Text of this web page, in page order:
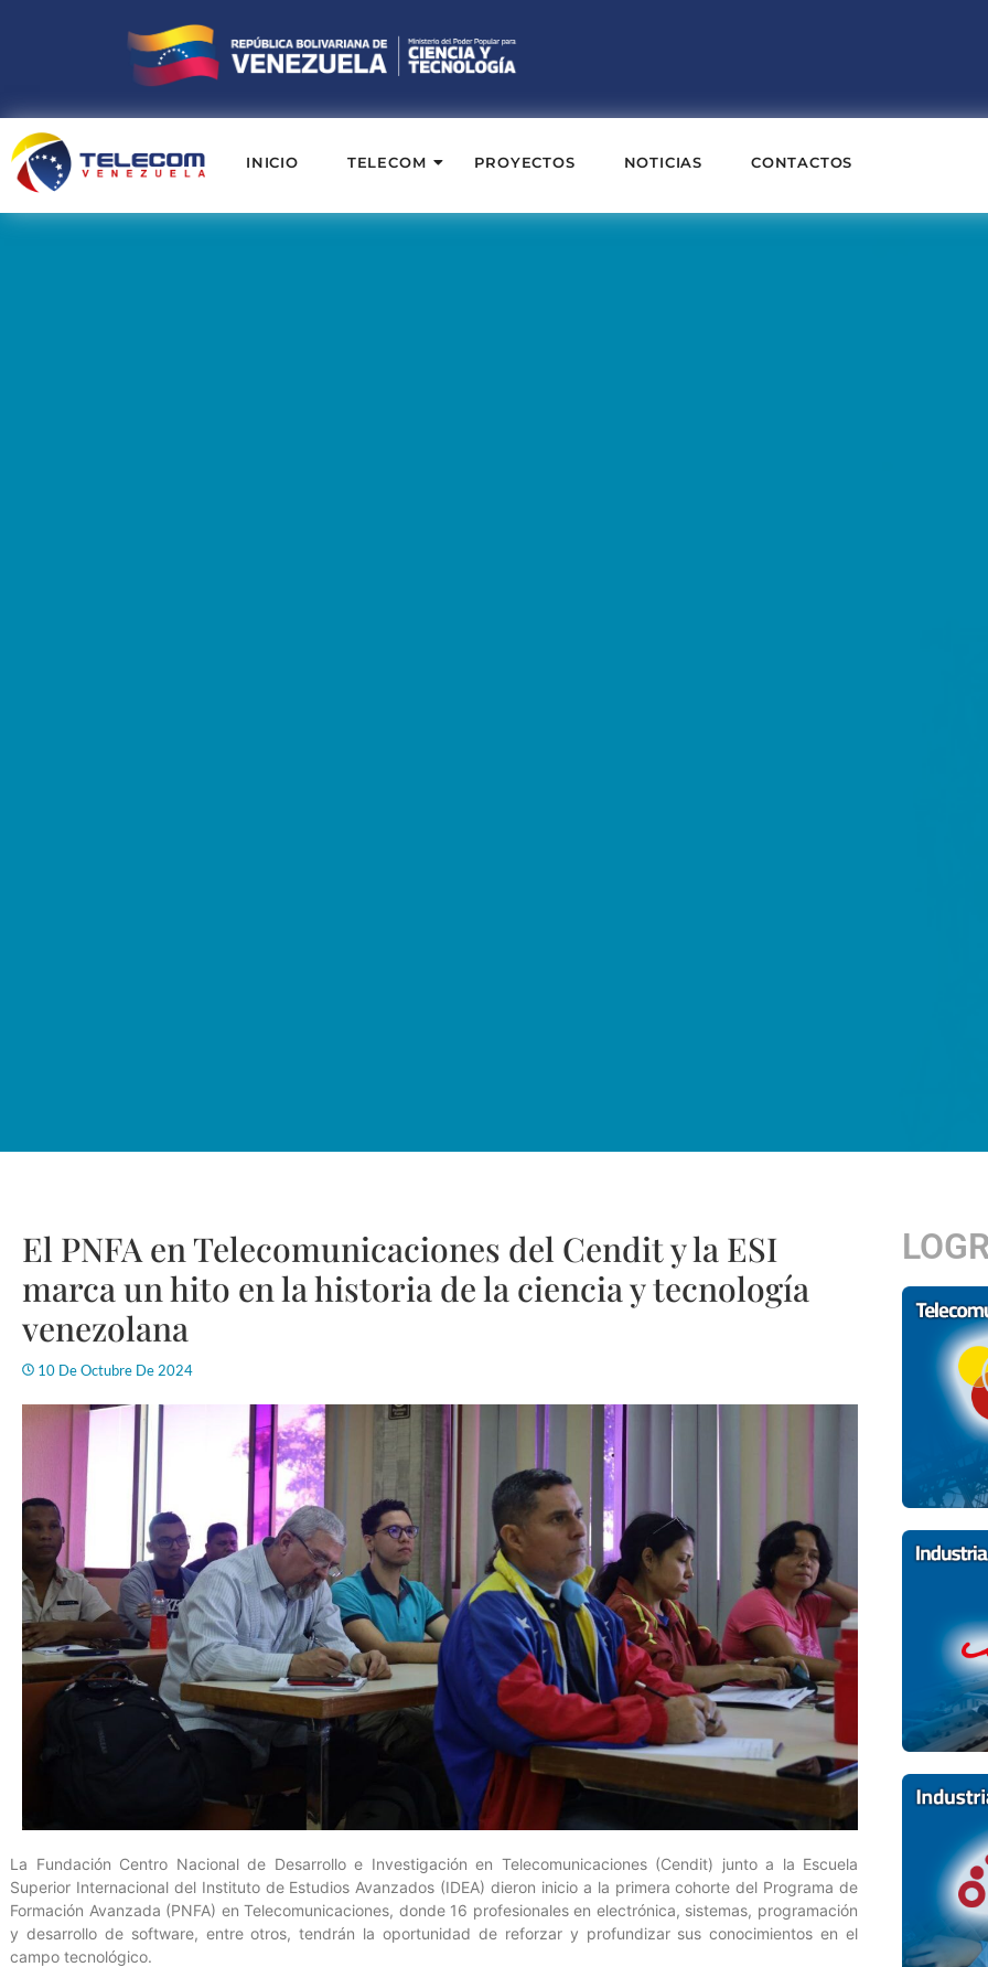
INICIO TELECOM PROYECTOS NOTICIAS CONTACTOS
El PNFA en Telecomunicaciones del Cendit y la ESI
marca un hito en la historia de la ciencia y tecnología
venezolana
10 De Octubre De 2024
La Fundación Centro Nacional de Desarrollo e Investigación en Telecomunicaciones (Cendit) junto a la Escuela
Superior Internacional del Instituto de Estudios Avanzados (IDEA) dieron inicio a la primera cohorte del Programa de
Formación Avanzada (PNFA) en Telecomunicaciones, donde 16 profesionales en electrónica, sistemas, programación
y desarrollo de software, entre otros, tendrán la oportunidad de reforzar y profundizar sus conocimientos en el
campo tecnológico.